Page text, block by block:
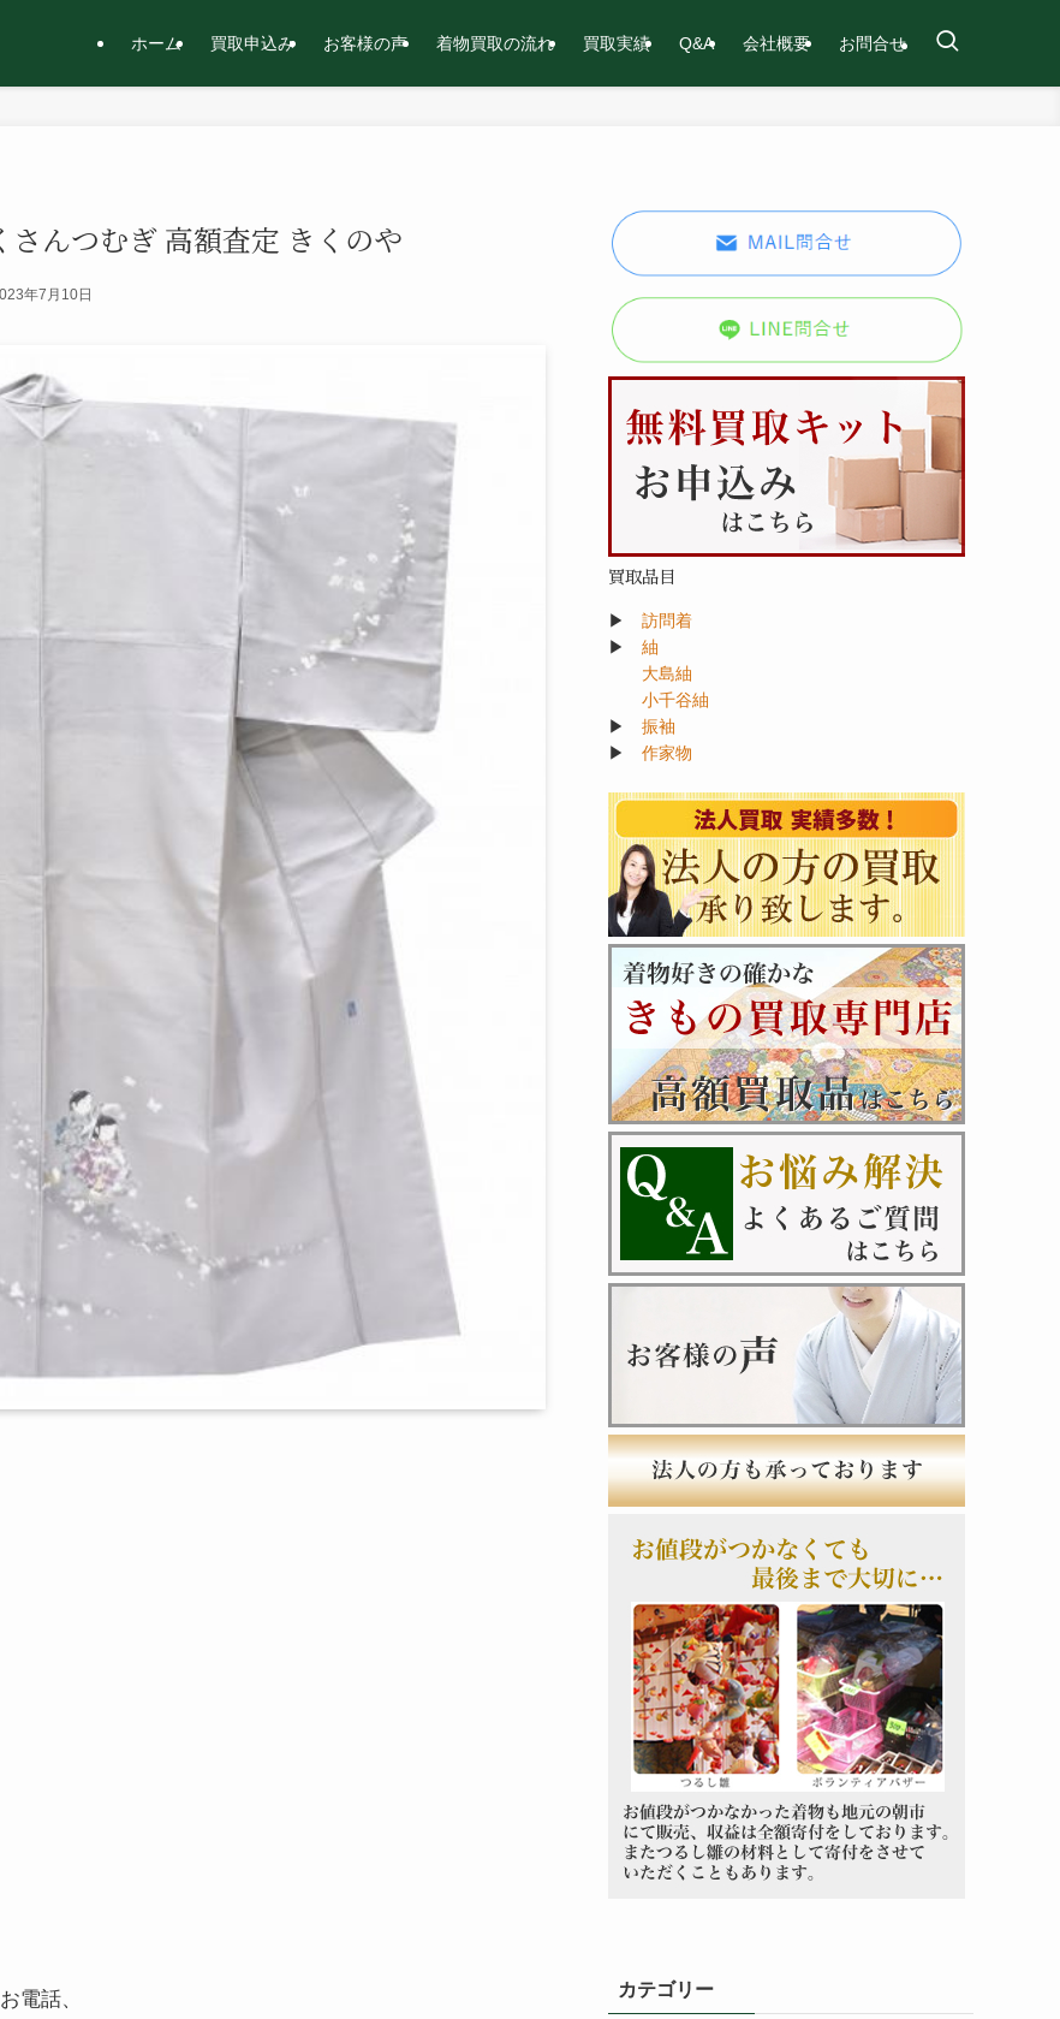
ホーム 買取申込み お客様の声 着物買取の流れ 買取実績 Q&A 会社概要 お問合せ
んつむぎ 高額査定 きくのや
年7月10日
電話、
買取品目
▶ 訪問着
▶ 紬
大島紬
小千谷紬
▶ 振袖
▶ 作家物
カテゴリー